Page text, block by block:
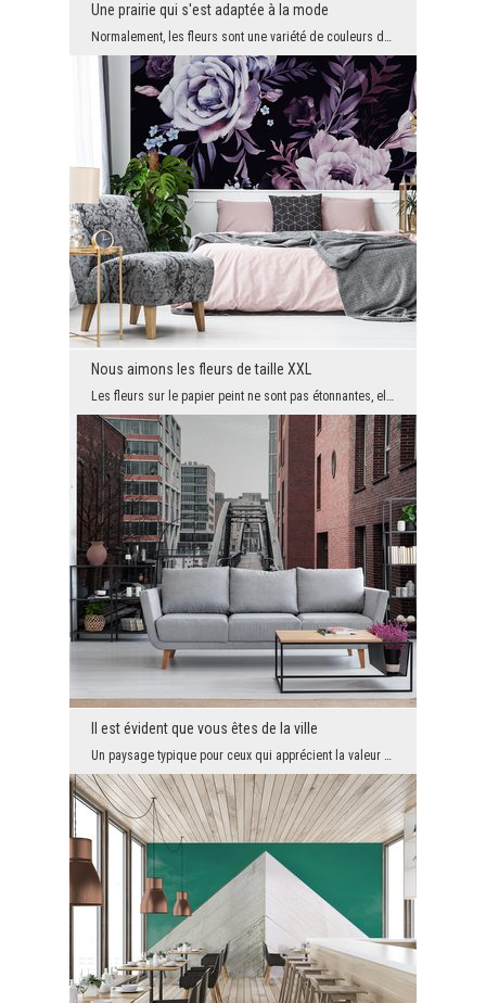
Une prairie qui s'est adaptée à la mode
Nous aimons les fleurs de taille XXL
Il est évident que vous êtes de la ville